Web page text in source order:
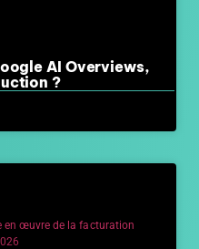
AI Overviews,
?